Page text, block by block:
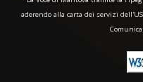
aderendo alla carta dei servizi